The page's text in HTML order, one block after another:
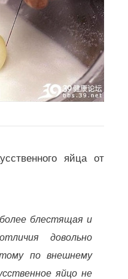
яйца от
блестящая и
довольно
по внешнему
яйцо не